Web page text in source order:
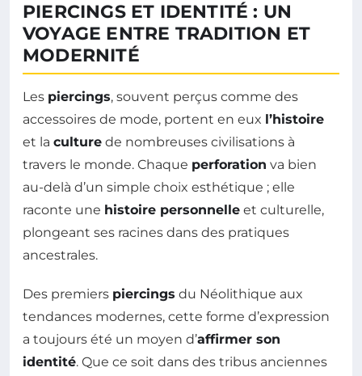
PIERCINGS ET IDENTITÉ : UN
VOYAGE ENTRE TRADITION ET
MODERNITÉ
Les piercings, souvent perçus comme des
accessoires de mode, portent en eux l’histoire
et la culture de nombreuses civilisations à
travers le monde. Chaque perforation va bien
au-delà d’un simple choix esthétique ; elle
raconte une histoire personnelle et culturelle,
plongeant ses racines dans des pratiques
ancestrales.
Des premiers piercings du Néolithique aux
tendances modernes, cette forme d’expression
a toujours été un moyen d’affirmer son
identité. Que ce soit dans des tribus anciennes